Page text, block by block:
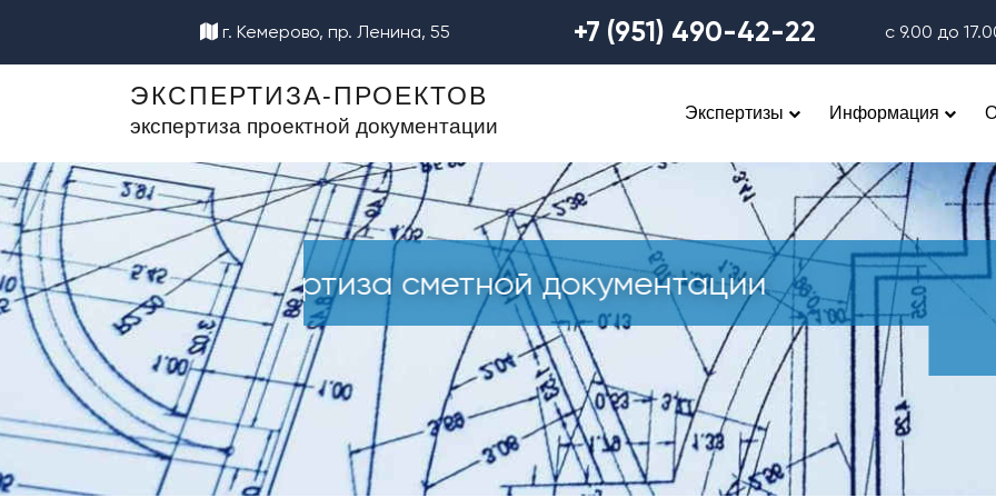
г. Кемерово, пр. Ленина, 55 +7 (951) 490-42-22 с 9.00 до
ЭКСПЕРТИЗА-ПРОЕКТОВ
экспертиза проектной документации
Экспертизы Информация
Экспертиза отдельных разделов
проектной документации